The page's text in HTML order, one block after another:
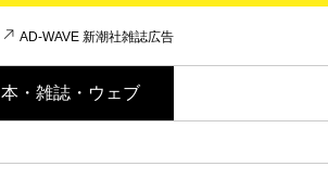
AD-WAVE 新潮社雑誌広告
本・雑誌・ウェブ